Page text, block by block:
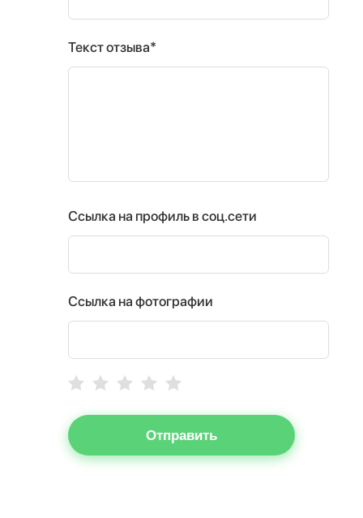
Текст отзыва*
Ссылка на профиль в соц.сети
Ссылка на фотографии
Отправить